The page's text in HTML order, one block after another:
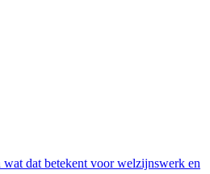
dat betekent voor welzijnswerk en